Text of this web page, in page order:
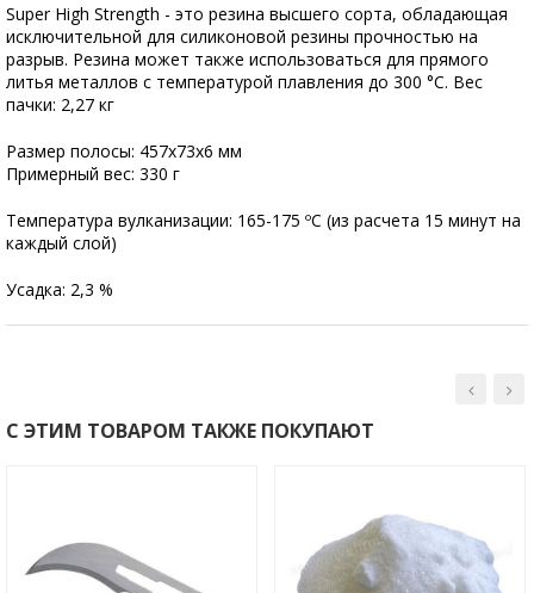
Super High Strength - это резина высшего сорта, обладающая
исключительной для силиконовой резины прочностью на
разрыв. Резина может также использоваться для прямого
литья металлов с температурой плавления до 300 °С. Вес
пачки: 2,27 кг
Размер полосы: 457х73х6 мм
Примерный вес: 330 г
Температура вулканизации: 165-175 ºС (из расчета 15 минут на
каждый слой)
Усадка: 2,3 %
С ЭТИМ ТОВАРОМ ТАКЖЕ ПОКУПАЮТ